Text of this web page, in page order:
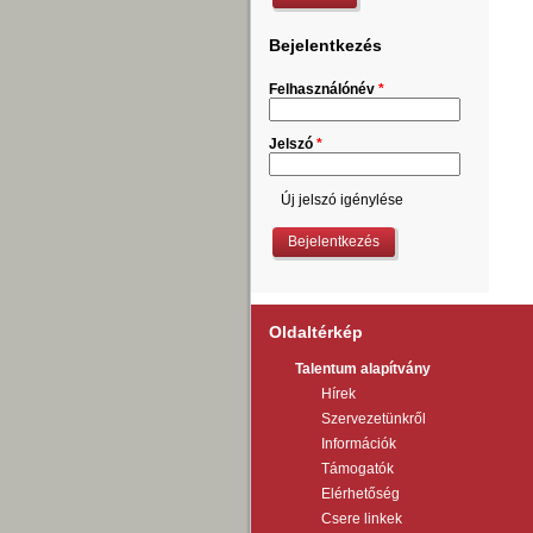
Bejelentkezés
Felhasználónév *
Jelszó *
Új jelszó igénylése
Oldaltérkép
Talentum alapítvány
Hírek
Szervezetünkről
Információk
Támogatók
Elérhetőség
Csere linkek